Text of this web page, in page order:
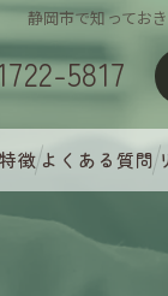
静岡市で知ってお
5817
徴よくある質問